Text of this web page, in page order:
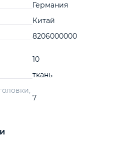
Германия
Китай
8206000000
10
ткань
7